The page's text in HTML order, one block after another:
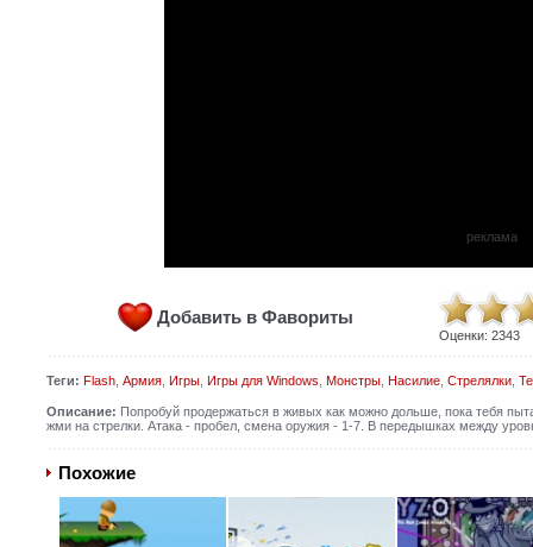
реклама
Добавить в Фавориты
Оценки: 2343
Теги: Flash, Армия, Игры, Игры для Windows Монстры, Насилие, Стрелялки,
Описание: Попробуй продержаться в живых как можно дольше, пока тебя
жми на стрелки. Атака - пробел, смена оружия - 1-7. В передышках между
Похожие